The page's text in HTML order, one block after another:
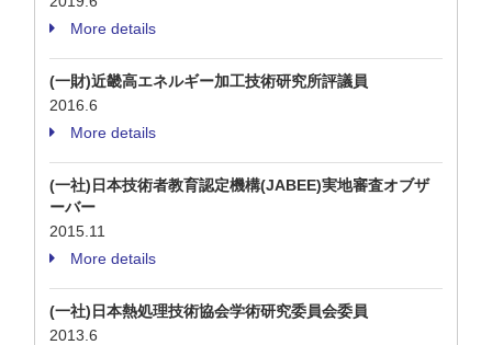
More details
(一財)近畿高エネルギー加工技術研究所評議員
2016.6
More details
(一社)日本技術者教育認定機構(JABEE)実地審査オブザ
ーバー
2015.11
More details
(一社)日本熱処理技術協会学術研究委員会委員
2013.6